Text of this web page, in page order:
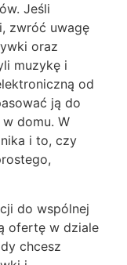
Jeśli
zwróć uwagę
oraz
muzykę i
od
ją do
domu. W
i to, czy
do wspólnej
ofertę w dziale
chcesz